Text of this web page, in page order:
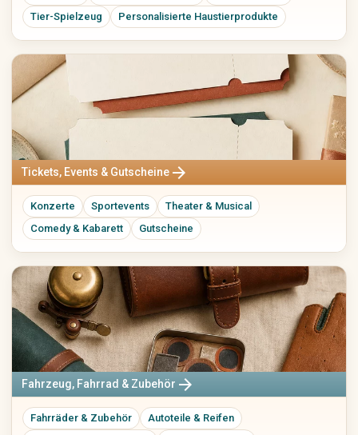
Tier-Spielzeug Personalisierte Haustierprodukte
Tickets, Events & Gutscheine arrow_forward
Konzerte Sportevents
Theater & Musical
Comedy & Kabarett
Gutscheine
Fahrzeug, Fahrrad & Zubehör arrow_forward
Fahrräder & Zubehör
Autoteile & Reifen